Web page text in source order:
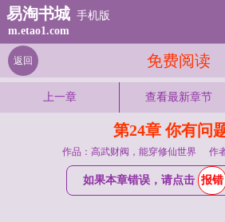
易淘书城 手机版
m.etao1.com
免费阅读
返回
上一章 查看最新章节
第24章 你有问
作品：高武财阀，能穿修仙世界 作
如果本章错误，请点击 报错